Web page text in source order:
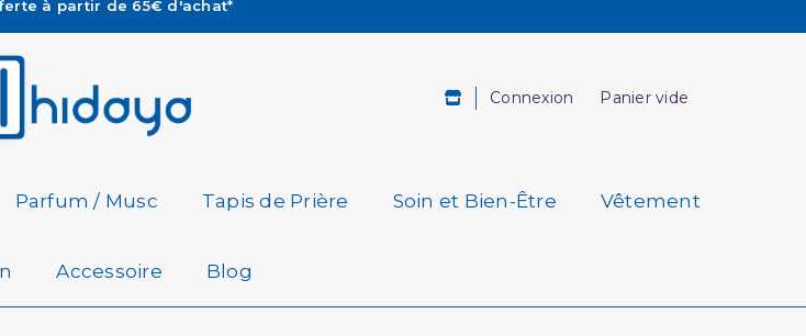
passées avant 15h (lun au Vend)
? Retrouvez notre FAQ
à partir de 65€ d'achat*
Connexion Panier vide
Parfum / Musc Tapis de Prière Soin et Bien-Être Vêtement
Accessoire Blog